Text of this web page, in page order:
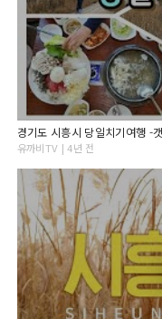
유까비TV | 4년 전